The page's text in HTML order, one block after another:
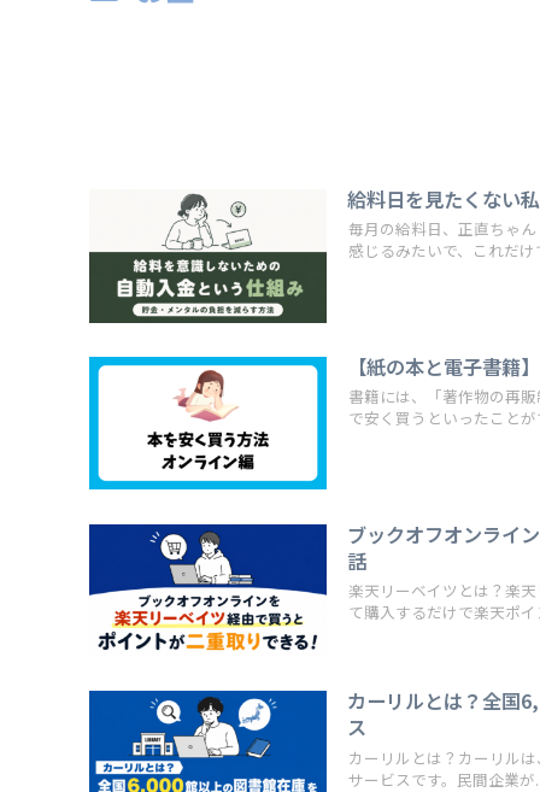
給料日を見たくない
毎月の給料日、正直ちゃ
感じるみたいで、これだけ
【紙の本と電子書籍
書籍には、「著作物の再
で安く買うといったことが
ブックオフオンライ
話
楽天リーベイツとは？楽
て購入するだけで楽天ポイ
カーリルとは？全国
ス
カーリルとは？カーリル
サービスです。民間企業が